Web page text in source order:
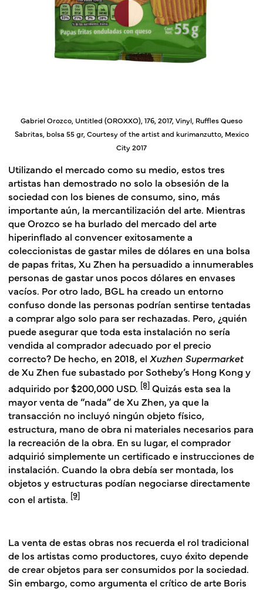
Gabriel Orozco, Untitled (OROXXO), 176, 2017, Vinyl, Ruffles Queso
Sabritas, bolsa 55 gr, Courtesy of the artist and kurimanzutto, Mexico
City 2017
Utilizando el mercado como su medio, estos tres
artistas han demostrado no solo la obsesión de la
sociedad con los bienes de consumo, sino, más
importante aún, la mercantilización del arte. Mientras
que Orozco se ha burlado del mercado del arte
hiperinflado al convencer exitosamente a
coleccionistas de gastar miles de dólares en una bolsa
de papas fritas, Xu Zhen ha persuadido a innumerables
personas de gastar unos pocos dólares en envases
vacíos. Por otro lado, BGL ha creado un entorno
confuso donde las personas podrían sentirse tentadas
a comprar algo solo para ser rechazadas. Pero, ¿quién
puede asegurar que toda esta instalación no sería
vendida al comprador adecuado por el precio
correcto? De hecho, en 2018, el Xuzhen Supermarket
de Xu Zhen fue subastado por Sotheby’s Hong Kong y
adquirido por $200,000 USD. [8] Quizás esta sea la
mayor venta de “nada” de Xu Zhen, ya que la
transacción no incluyó ningún objeto físico,
estructura, mano de obra ni materiales necesarios para
la recreación de la obra. En su lugar, el comprador
adquirió simplemente un certificado e instrucciones de
instalación. Cuando la obra debía ser montada, los
objetos y estructuras podían negociarse directamente
con el artista. [9]
La venta de estas obras nos recuerda el rol tradicional
de los artistas como productores, cuyo éxito depende
de crear objetos para ser consumidos por la sociedad.
Sin embargo, como argumenta el crítico de arte Boris